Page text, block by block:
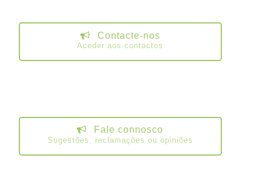
Contacte-nos
Aceder aos contactos
Fale connosco
Sugestões, reclamações ou opiniões